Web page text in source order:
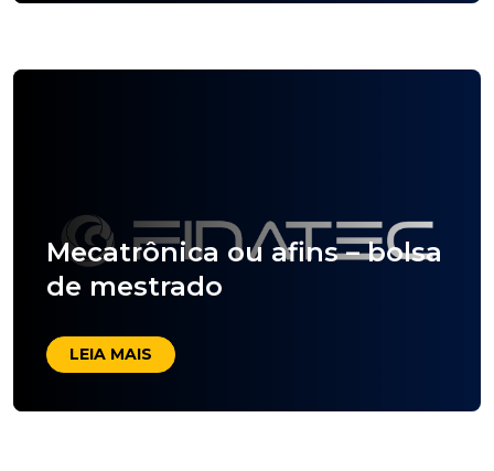
Mecatrônica ou afins – bolsa
de mestrado
LEIA MAIS